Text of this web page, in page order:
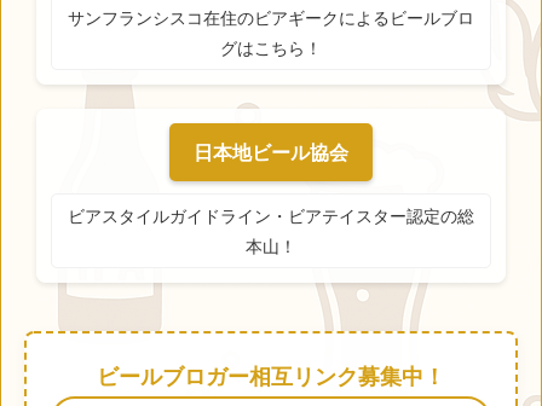
サンフランシスコ在住のビアギークによるビールブロ
グはこちら！
日本地ビール協会
ビアスタイルガイドライン・ビアテイスター認定の総
本山！
ビールブロガー相互リンク募集中！